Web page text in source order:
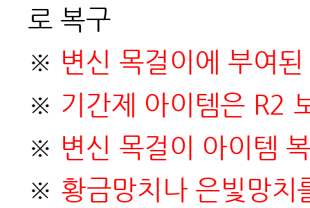
로 복구
※ 변신 목걸이에 부여
※ 기간제 아이템은 R2
※ 변신 목걸이 아이템
※ 황금망치나 은빛망치